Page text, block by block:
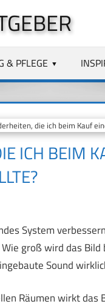
& PFLEGE
die ich beim Kauf
ICH BEIM
System
groß wird das
Sound
Räumen wirkt das